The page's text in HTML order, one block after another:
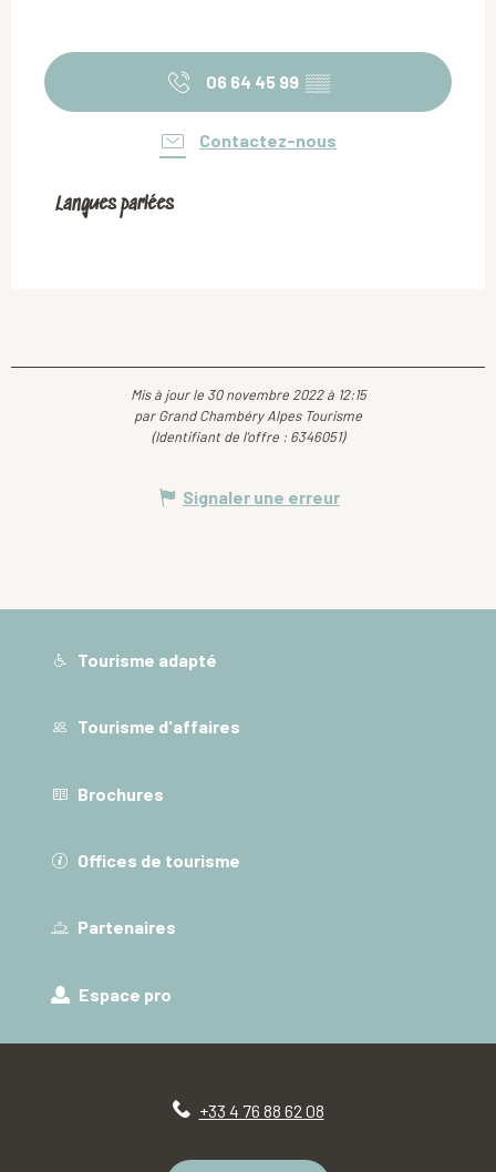
06 64 45 99 ▒▒
Contactez-nous
Langues parlées
Langues parlées
Mis à jour le 30 novembre 2022 à 12:15
par Grand Chambéry Alpes Tourisme
(Identifiant de l'offre : 6346051)
Signaler une erreur
Tourisme adapté
Tourisme d'affaires
Brochures
Offices de tourisme
Partenaires
Espace pro
+33 4 76 88 62 08